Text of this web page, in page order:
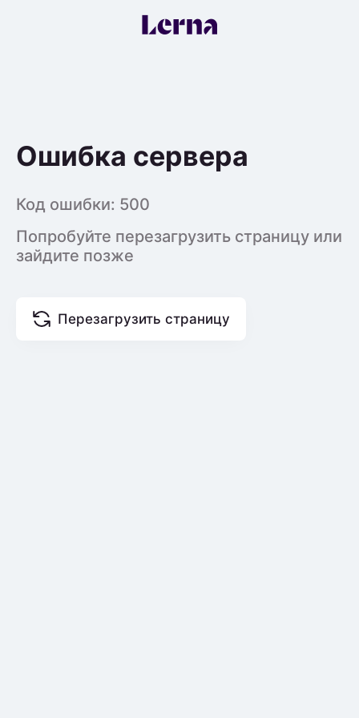
Ошибка сервера
Код ошибки: 500
Попробуйте перезагрузить страницу или
зайдите позже
Перезагрузить страницу